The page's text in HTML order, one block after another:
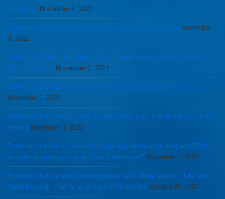
iatrogènes November 4, 2021
Protected: Voilier propulsé via énergie Hydro-électro-solaire November
3, 2021
Protected: Pétition de Greta et al, en faveur d’une politique sérieuse du
Climate Change November 2, 2021
Protected: Les carences décisives en matière de complications COVID
November 1, 2021
Protected: Les compléments les plus utiles pour la longévité active des
séniors November 1, 2021
Protected: Le vaccin contre la grippe augmenterait les risques COVID
eu égard au mécanisme du “virus interference”. November 1, 2021
Protected: Les dangers physiologiques de la “metal music” et de son
“head-banging”. État de la science en la matière October 31, 2021